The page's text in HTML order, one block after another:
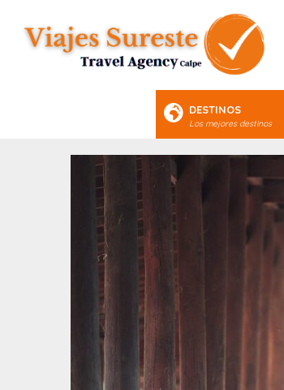
DESTINOS
Los mejores destinos